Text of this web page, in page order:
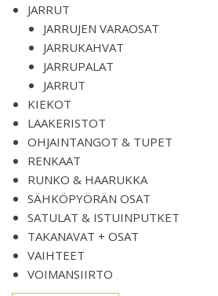
JARRUT
JARRUJEN VARAOSAT
JARRUKAHVAT
JARRUPALAT
JARRUT
KIEKOT
LAAKERISTOT
OHJAINTANGOT & TUPET
RENKAAT
RUNKO & HAARUKKA
SÄHKÖPYÖRÄN OSAT
SATULAT & ISTUINPUTKET
TAKANAVAT + OSAT
VAIHTEET
VOIMANSIIRTO